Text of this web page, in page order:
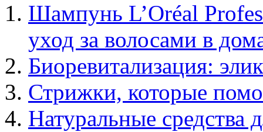
Шампунь L’Oréal
уход за волосами в
Биоревитализация:
Стрижки, которые
Натуральные средства